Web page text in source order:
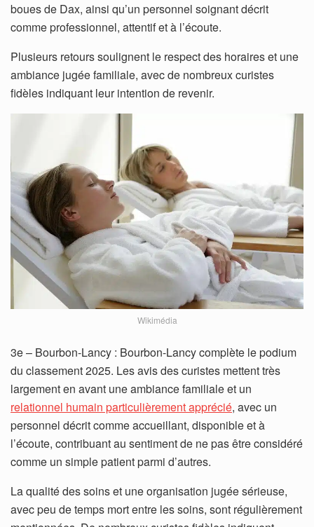
boues de Dax, ainsi qu’un personnel soignant décrit
comme professionnel, attentif et à l’écoute.
Plusieurs retours soulignent le respect des horaires et une
ambiance jugée familiale, avec de nombreux curistes
fidèles indiquant leur intention de revenir.
Wikimédia
3e – Bourbon-Lancy : Bourbon-Lancy complète le podium
du classement 2025. Les avis des curistes mettent très
largement en avant une ambiance familiale et un
relationnel humain particulièrement apprécié, avec un
personnel décrit comme accueillant, disponible et à
l’écoute, contribuant au sentiment de ne pas être considéré
comme un simple patient parmi d’autres.
La qualité des soins et une organisation jugée sérieuse,
avec peu de temps mort entre les soins, sont régulièrement